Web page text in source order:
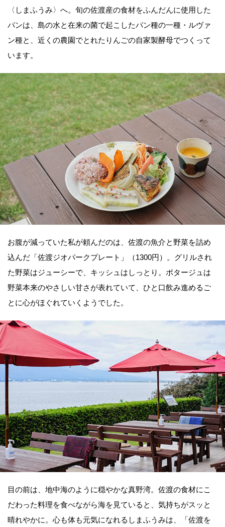
〈しまふうみ〉へ。旬の佐渡産の食材をふんだんに使用した
パンは、島の水と在来の菌で起こしたパン種の一種・ルヴァ
ン種と、近くの農園でとれたりんごの自家製酵母でつくって
います。
お腹が減っていた私が頼んだのは、佐渡の魚介と野菜を詰め
込んだ「佐渡ジオパークプレート」（1300円）。グリルされ
た野菜はジューシーで、キッシュはしっとり。ポタージュは
野菜本来のやさしい甘さが表れていて、ひと口飲み進めるご
とに心がほぐれていくようでした。
目の前は、地中海のように穏やかな真野湾。佐渡の食材にこ
だわった料理を食べながら海を見ていると、気持ちがスッと
晴れやかに。心も体も元気になれるしまふうみは、「佐渡を